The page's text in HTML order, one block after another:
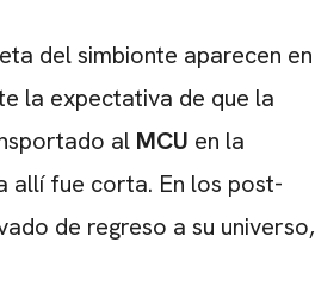
del simbionte aparecen en
la expectativa de que la
al MCU en la
allí fue corta. En los post-
de regreso a su universo,